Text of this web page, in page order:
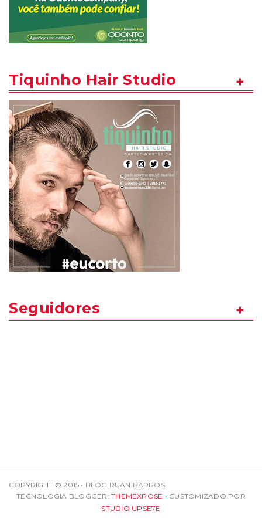
Tiquinho Hair Studio
Seguidores
COPYRIGHT © 2015 • BLOG RUAN BARROS
TECNOLOGIA BLOGGER:THEMEXPOSE • CUSTOMIZADO POR
STUDIO UPSE7E